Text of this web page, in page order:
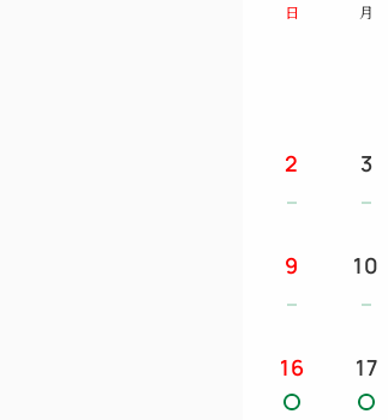
日 月
2 3
9 10
16 17